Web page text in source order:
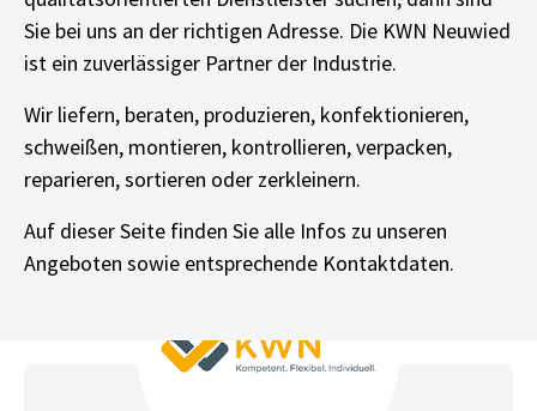
Sie bei uns an der richtigen Adresse. Die KWN Neuwied
ist ein zuverlässiger Partner der Industrie.
Wir liefern, beraten, produzieren, konfektionieren,
schweißen, montieren, kontrollieren, verpacken,
reparieren, sortieren oder zerkleinern.
Auf dieser Seite finden Sie alle Infos zu unseren
Angeboten sowie entsprechende Kontaktdaten.